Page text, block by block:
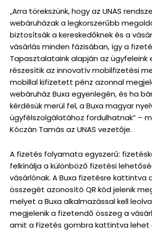
„Arra törekszünk, hogy az UNAS
webáruházak a legkorszerűbb
biztosítsák a kereskedőknek és a
vásárlás minden fázisában, így a
Tapasztalataink alapján az ügyfeleink
részesítik az innovatív mobilfizetési
mobillal kifizetett pénz azonnal
webáruház Buxa egyenlegén, és ha
kérdésük merül fel, a Buxa magyar
ügyfélszolgálatához fordulhatnak” –
Kóczán Tamás az UNAS vezetője.
A fizetés folyamata egyszerű:
felkínálja a különböző fizetési
vásárlónak. A Buxa fizetésre kattintva
összegét azonosító QR kód jelenik
melyet a Buxa alkalmazással kell
megjelenik a fizetendő összeg a
amit a Fizetés gombra kattintva lehet